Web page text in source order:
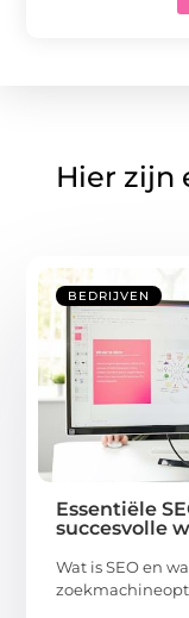
Hier zijn
BEDRIJVEN
Essentiële
succesvolle
Wat is SEO en